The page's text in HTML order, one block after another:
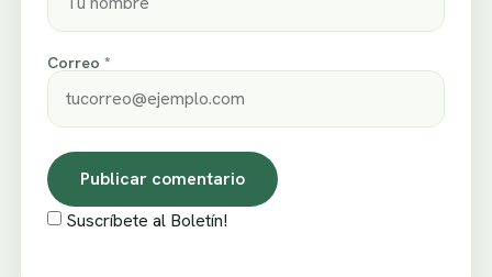
Correo *
Suscríbete al Boletín!